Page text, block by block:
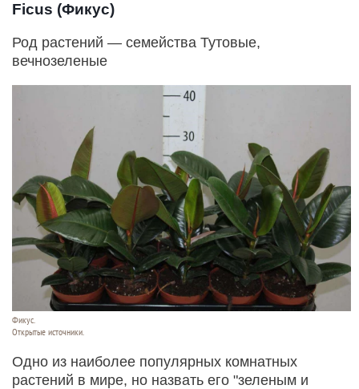
Ficus (Фикус)
Род растений — семейства Тутовые,
вечнозеленые
Фикус.
Открытые источники.
Одно из наиболее популярных комнатных
растений в мире, но назвать его "зеленым и